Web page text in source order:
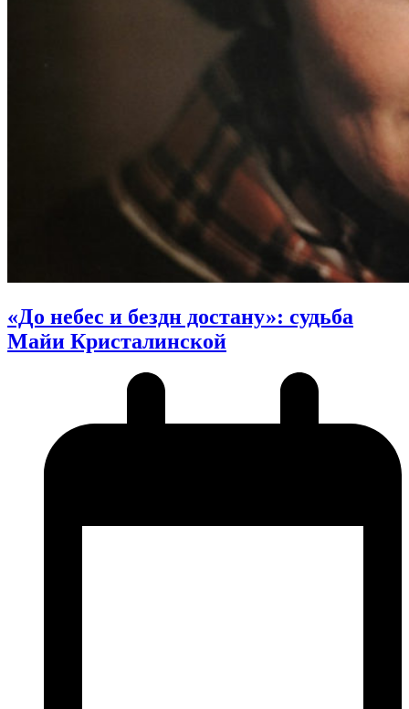
«До небес и бездн достану»: судьба
Майи Кристалинской